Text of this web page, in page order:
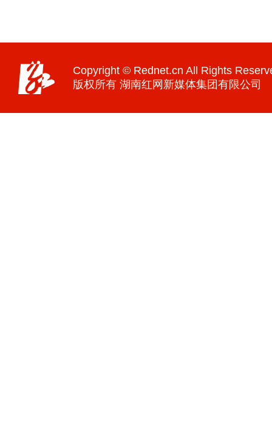
Copyright © Rednet.cn All Rights
版权所有 湖南红网新媒体集团有限公司